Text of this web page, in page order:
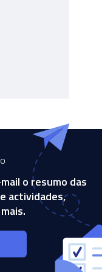
o resumo das
actividades,